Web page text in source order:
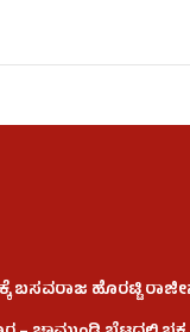
ಬಸವರಾಜ ಹೊರಟ್ಟಿ